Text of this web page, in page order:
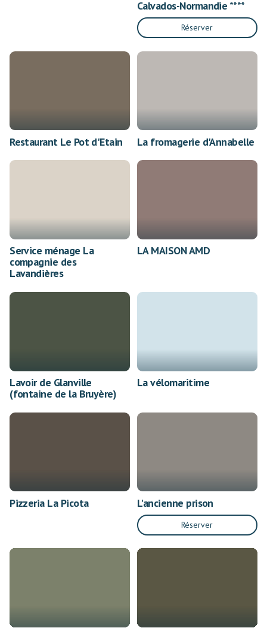
Calvados-Normandie ****
Réserver
Restaurant Le Pot d'Etain La fromagerie d'Annabelle
Service ménage La
compagnie des
Lavandières
LA MAISON AMD
Lavoir de Glanville
(fontaine de la Bruyère)
La vélomaritime
Pizzeria La Picota L'ancienne prison
Réserver